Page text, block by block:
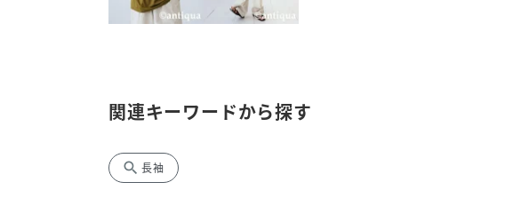
関連キーワードから探す
search 長袖